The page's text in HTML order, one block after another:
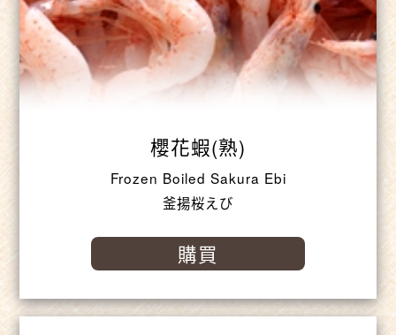
櫻花蝦(熟)
Frozen Boiled Sakura Ebi
釜揚桜えび
購買